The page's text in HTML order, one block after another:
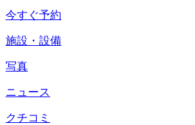
今すぐ予約
施設・設備
写真
ニュース
クチコミ